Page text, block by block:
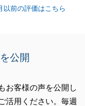
以前の評価はこちら
公開
お客様の声を公開し
活用ください。毎週